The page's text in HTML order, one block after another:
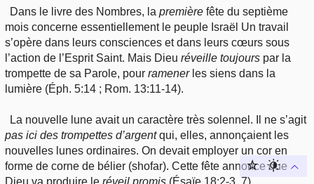
Dans le livre des Nombres, lapremière fête du septième
mois concerne essentiellement le peuple Israël Un travail
s’opère dans leurs consciences et dans leurs cœurs sous
l’action de l’Esprit Saint. Mais Dieu réveille toujours par la
trompette de sa Parole, pour ramener les siens dans la
lumière (Éph. 5:14 ; Rom. 13:11-14).
La nouvelle lune avait un caractère très solennel. Il ne s’agit
pas ici des trompettes d’argentqui, elles, annonçaient les
nouvelles lunes ordinaires. On devait employer un cor en
forme de corne de bélier (shofar). Cette fête annonce que
Dieu va produire le réveil promis (Ésaïe 18:2-3, 7).